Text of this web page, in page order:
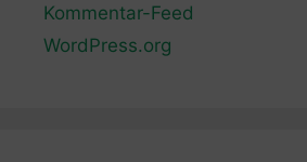
Kommentar-Feed
WordPress.org